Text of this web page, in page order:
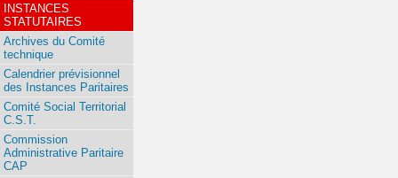
INSTANCES
STATUTAIRES
Archives du Comité
technique
Calendrier prévisionnel
des Instances Paritaires
Comité Social Territorial
C.S.T.
Commission
Administrative Paritaire
CAP